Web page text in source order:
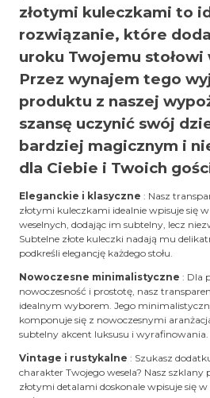
złotymi kuleczkami to
rozwiązanie, które
uroku Twojemu stołowi
Przez wynajem tego
produktu z naszej
szansę uczynić swój
bardziej magicznym i
dla Ciebie i Twoich
Eleganckie i klasyczne : Nasz
złotymi kuleczkami idealnie wpisuje się
weselnych, dodając im subtelny, lecz
Subtelne złote kuleczki nadają mu
podkreśli elegancję każdego stołu.
Nowoczesne minimalistyczne : Dla
nowoczesność i prostotę, nasz
idealnym wyborem. Jego
komponuje się z nowoczesnymi
subtelny akcent luksusu i wyrafinowania.
Vintage i rustykalne : Szukasz
charakter Twojego wesela? Nasz
złotymi detalami doskonale wpisuje się